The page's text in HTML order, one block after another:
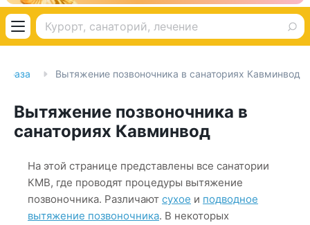
база Вытяжение позвоночника в санаториях Кавминвод
Вытяжение позвоночника в
санаториях Кавминвод
На этой странице представлены все санатории
КМВ, где проводят процедуры вытяжение
позвоночника. Различают сухое и подводное
вытяжение позвоночника. В некоторых